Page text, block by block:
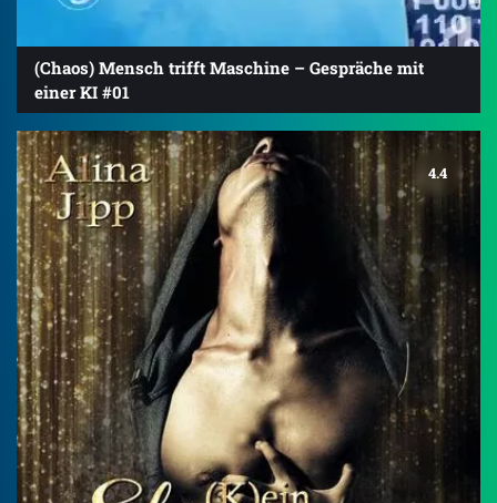
(Chaos) Mensch trifft Maschine – Gespräche mit
einer KI #01
4.4